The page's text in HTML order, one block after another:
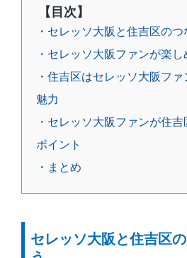
【目次】
・セレッソ大阪と住吉区のつ
・セレッソ大阪ファンが楽
・住吉区はセレッソ大阪フ
魅力
・セレッソ大阪ファンが住
ポイント
・まとめ
セレッソ大阪と住吉区